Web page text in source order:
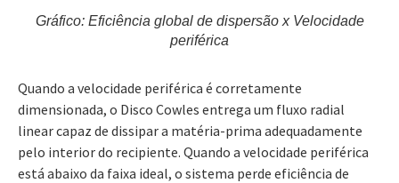
Gráfico: Eficiência global de dispersão x Velocidade
periférica
Quando a velocidade periférica é corretamente
dimensionada, o Disco Cowles entrega um fluxo radial
linear capaz de dissipar a matéria-prima adequadamente
pelo interior do recipiente. Quando a velocidade periférica
está abaixo da faixa ideal, o sistema perde eficiência de